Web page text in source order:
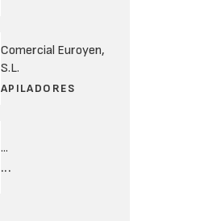
Comercial Euroyen,
S.L.
APILADORES
...
...